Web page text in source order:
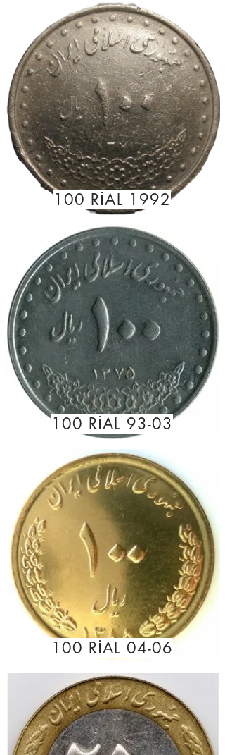
100 RİAL 1992
100 RİAL 93-03
100 RİAL 04-06